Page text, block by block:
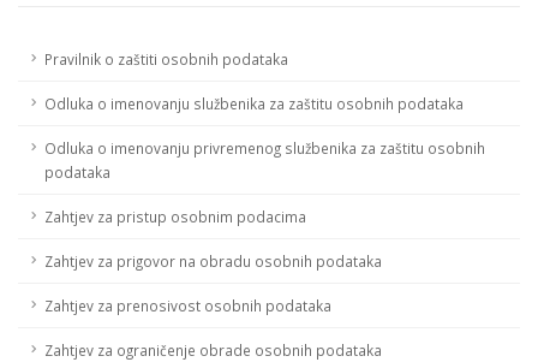
Pravilnik o zaštiti osobnih podataka
Odluka o imenovanju službenika za zaštitu osobnih podataka
Odluka o imenovanju privremenog službenika za zaštitu osobnih
podataka
Zahtjev za pristup osobnim podacima
Zahtjev za prigovor na obradu osobnih podataka
Zahtjev za prenosivost osobnih podataka
Zahtjev za ograničenje obrade osobnih podataka